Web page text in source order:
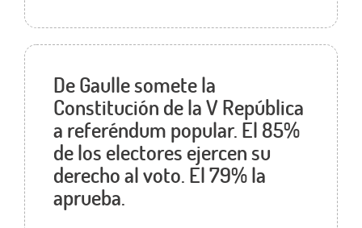
De Gaulle somete la
Constitución de la V República
a referéndum popular. El 85%
de los electores ejercen su
derecho al voto. El 79% la
aprueba.